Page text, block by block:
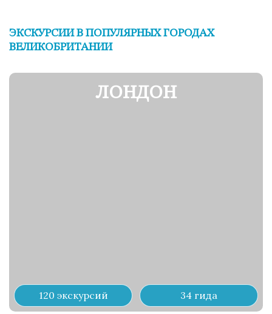
ЭКСКУРСИИ В ПОПУЛЯРНЫХ ГОРОДАХ
ВЕЛИКОБРИТАНИИ
ЛОНДОН
120 экскурсий 34 гида